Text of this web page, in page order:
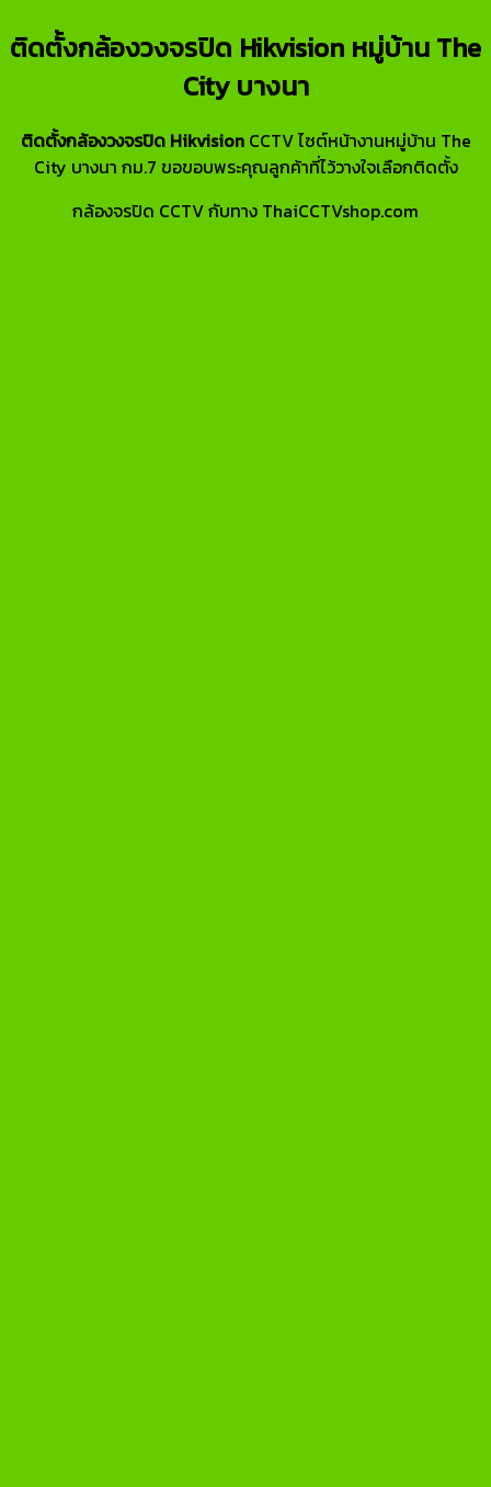
ติดตั้งกล้องวงจรปิด Hikvision หมู่บ้าน The
City บางนา
ติดตั้งกล้องวงจรปิด HikvisionCCTV ไซต์หน้างานหมู่บ้าน The
City บางนา กม.7 ขอขอบพระคุณลูกค้าที่ไว้วางใจเลือกติดตั้ง
กล้องจรปิด CCTV กับทาง ThaiCCTVshop.com